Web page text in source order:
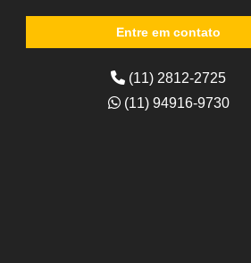
salgado para lanchonete hamburgão Santana
Entre em contato
(11) 2812-2725
(11) 94916-9730